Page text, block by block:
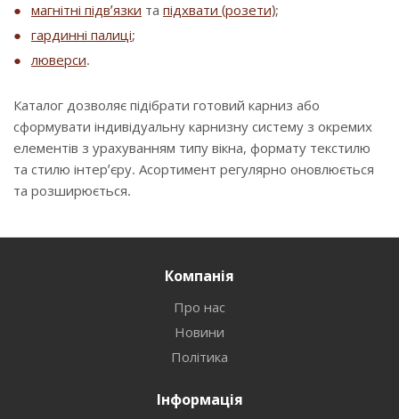
магнітні підв’язки та підхвати (розети);
гардинні палиці;
люверси.
Каталог дозволяє підібрати готовий карниз або
сформувати індивідуальну карнизну систему з окремих
елементів з урахуванням типу вікна, формату текстилю
та стилю інтер’єру. Асортимент регулярно оновлюється
та розширюється.
Компанія
Про нас
Новини
Політика
Інформація